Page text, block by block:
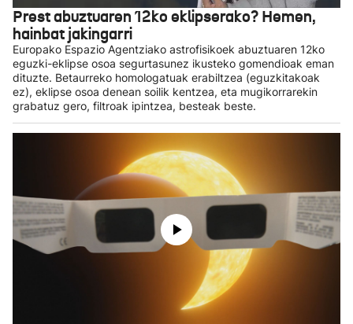
Prest abuztuaren 12ko eklipserako? Hemen,
hainbat jakingarri
Europako Espazio Agentziako astrofisikoek abuztuaren 12ko
eguzki-eklipse osoa segurtasunez ikusteko gomendioak eman
dituzte. Betaurreko homologatuak erabiltzea (eguzkitakoak
ez), eklipse osoa denean soilik kentzea, eta mugikorrarekin
grabatuz gero, filtroak ipintzea, besteak beste.